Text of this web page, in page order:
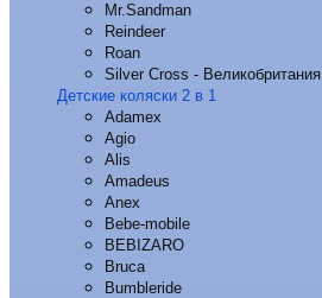
Mr.Sandman
Reindeer
Roan
Silver Cross - Великобритания
Детские коляски 2 в 1
Adamex
Agio
Alis
Amadeus
Anex
Bebe-mobile
BEBIZARO
Bruca
Bumbleride